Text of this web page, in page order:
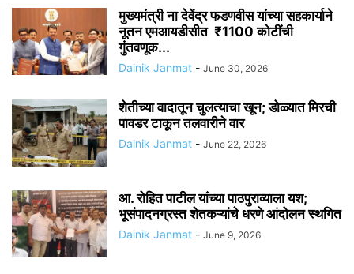
मुख्यमंत्री ना देवेंद्र फडणवीस यांच्या सहकार्याने
नूतन एमआयडीसीत ₹1100 कोटींची
गुंतवणूक...
Dainik Janmat - June 30, 2026
शेतीच्या वादातून चुलत्याचा खून; डोळ्यात मिरची
पावडर टाकून तलवारीने वार
Dainik Janmat - June 22, 2026
आ. रोहित पाटील यांच्या पाठपुराव्याला यश;
भूसंपादनग्रस्त शेतकऱ्यांचे धरणे आंदोलन स्थगित
Dainik Janmat - June 9, 2026